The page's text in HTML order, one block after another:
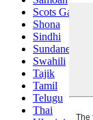
Scots Gaelic
Shona
Sindhi
Sundanese
Swahili
Tajik
Tamil
Telugu
Thai